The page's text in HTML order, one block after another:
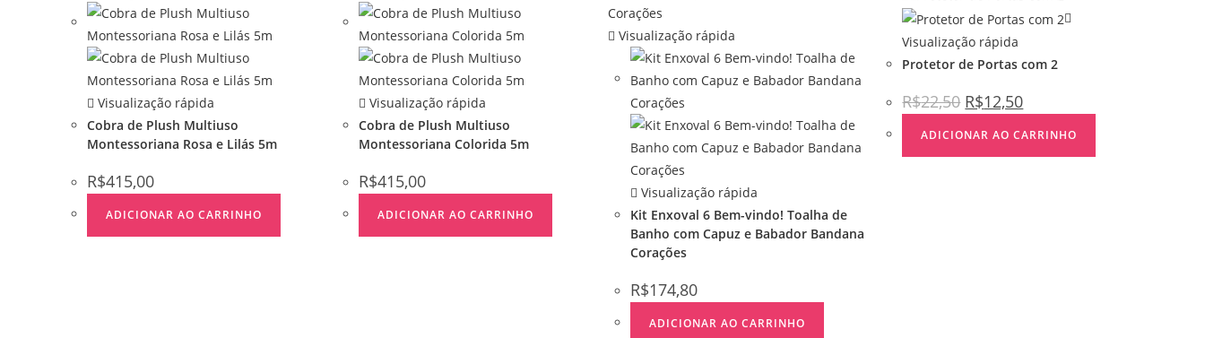
Visualização rápida
Cobra de Plush Multiuso
Montessoriana Rosa e Lilás 5m
R$415,00
ADICIONAR AO CARRINHO
Visualização rápida
Cobra de Plush Multiuso
Montessoriana Colorida 5m
R$415,00
ADICIONAR AO CARRINHO
Visualização rápida
Visualização rápida
Kit Enxoval 6 Bem-vindo! Toalha de
Banho com Capuz e Babador Bandana
Corações
R$174,80
ADICIONAR AO CARRINHO
Visualização rápida
Protetor de Portas com 2
R$22,50 R$12,50
ADICIONAR AO CARRINHO